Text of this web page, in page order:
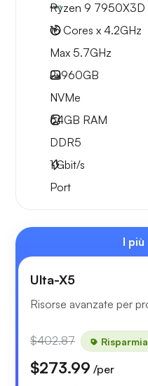
Ryzen 9 7950X3D
16 Cores x 4.2GHz
Max 5.7GHz
2x960GB
NVMe
64GB RAM
DDR5
1Gbit/s
Port
I
Ulta-X5
Risorse avanzate per
$402.87
$273.99 /per